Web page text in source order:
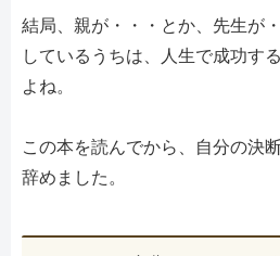
結局、親が・・・とか、先生が
しているうちは、人生で成功す
よね。
この本を読んでから、自分の決
辞めました。